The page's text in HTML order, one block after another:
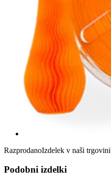
RazprodanoIzdelek v naši
Podobni izdelki